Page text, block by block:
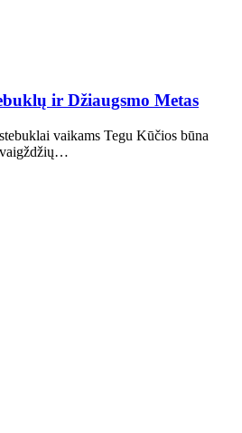
ir Džiaugsmo Metas
vaikams Tegu Kūčios būna